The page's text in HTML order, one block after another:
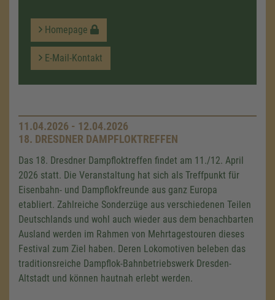
Homepage
E-Mail-Kontakt
11.04.2026 - 12.04.2026
18. DRESDNER DAMPFLOKTREFFEN
Das 18. Dresdner Dampfloktreffen findet am 11./12. April
2026 statt. Die Veranstaltung hat sich als Treffpunkt für
Eisenbahn- und Dampflokfreunde aus ganz Europa
etabliert. Zahlreiche Sonderzüge aus verschiedenen Teilen
Deutschlands und wohl auch wieder aus dem benachbarten
Ausland werden im Rahmen von Mehrtagestouren dieses
Festival zum Ziel haben. Deren Lokomotiven beleben das
traditionsreiche Dampflok-Bahnbetriebswerk Dresden-
Altstadt und können hautnah erlebt werden.